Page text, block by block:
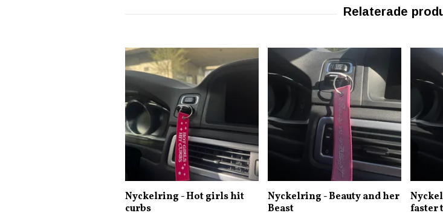
Nyckelring - Hot girls hit
curbs
Nyckelring - Beauty and her
Beast
faster